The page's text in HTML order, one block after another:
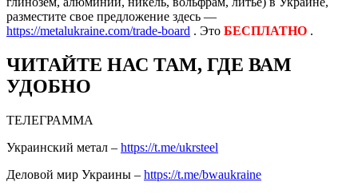
разместите свое предложение здесь —
https://metalukraine.com/trade-board . Это БЕСПЛАТНО .
ЧИТАЙТЕ НАС ТАМ, ГДЕ ВАМ
УДОБНО
ТЕЛЕГРАММА
Украинский метал – https://t.me/ukrsteel
Деловой мир Украины – https://t.me/bwaukraine